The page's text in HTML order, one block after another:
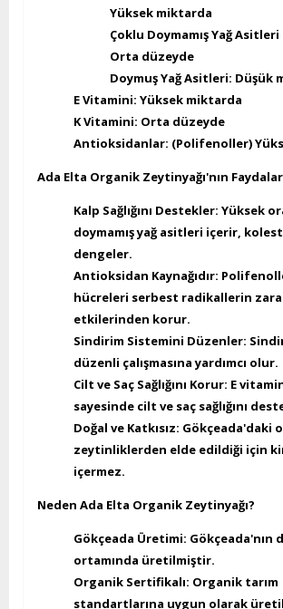
Yüksek miktarda
Çoklu Doymamış Yağ
Orta düzeyde
Doymuş Yağ Asitleri: Düşük
E Vitamini: Yüksek miktarda
K Vitamini: Orta düzeyde
Antioksidanlar: (Polifenoller)
Ada Elta Organik Zeytinyağı'nın
Kalp Sağlığını Destekler: Yüksek
doymamış yağ asitleri içerir,
dengeler.
Antioksidan Kaynağıdır:
hücreleri serbest radikallerin
etkilerinden korur.
Sindirim Sistemini Düzenler:
düzenli çalışmasına yardımcı olur.
Cilt ve Saç Sağlığını Korur: E
sayesinde cilt ve saç sağlığını
Doğal ve Katkısız: Gökçeada'daki
zeytinliklerden elde edildiği için
içermez.
Neden Ada Elta Organik Zeytinyağı?
Gökçeada Üretimi: Gökçeada'nın
ortamında üretilmiştir.
Organik Sertifikalı: Organik tarım
standartlarına uygun olarak